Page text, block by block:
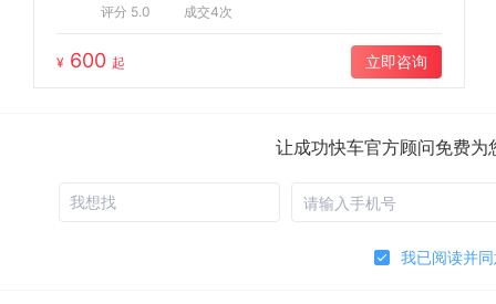
评分 5.0
成交4次
¥ 600 起 立即咨询
让成功快车官方顾问免费
我想找
我已阅读并